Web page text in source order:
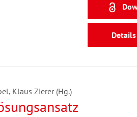
Klaus Zierer (Hg.)